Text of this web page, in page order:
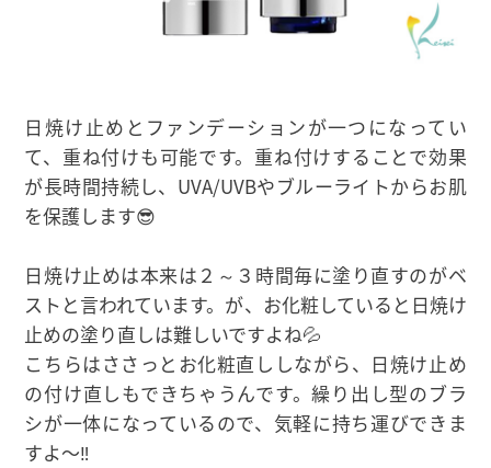
日焼け止めとファンデーションが一つになってい
て、重ね付けも可能です。重ね付けすることで効果
が長時間持続し、UVA/UVBやブルーライトからお肌
を保護します😎
日焼け止めは本来は２～３時間毎に塗り直すのがベ
ストと言われています。が、お化粧していると日焼け
止めの塗り直しは難しいですよね💦
こちらはささっとお化粧直ししながら、日焼け止め
の付け直しもできちゃうんです。繰り出し型のブラ
シが一体になっているので、気軽に持ち運びできま
すよ〜‼️